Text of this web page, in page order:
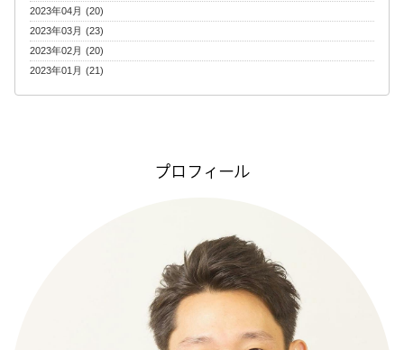
2023年04月 (20)
2023年03月 (23)
2023年02月 (20)
2023年01月 (21)
プロフィール